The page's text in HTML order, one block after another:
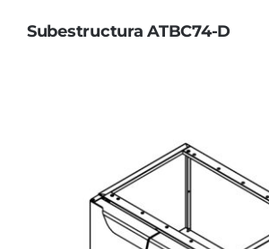
Subestructura ATBC74-D